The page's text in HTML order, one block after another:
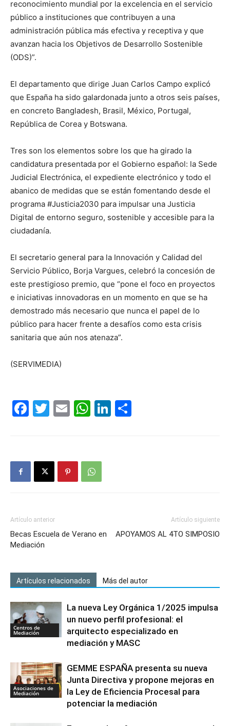
reconocimiento mundial por la excelencia en el servicio
público a instituciones que contribuyen a una
administración pública más efectiva y receptiva y que
avanzan hacia los Objetivos de Desarrollo Sostenible
(ODS)”.
El departamento que dirige Juan Carlos Campo explicó
que España ha sido galardonada junto a otros seis países,
en concreto Bangladesh, Brasil, México, Portugal,
República de Corea y Botswana.
Tres son los elementos sobre los que ha girado la
candidatura presentada por el Gobierno español: la Sede
Judicial Electrónica, el expediente electrónico y todo el
abanico de medidas que se están fomentando desde el
programa #Justicia2030 para impulsar una Justicia
Digital de entorno seguro, sostenible y accesible para la
ciudadanía.
El secretario general para la Innovación y Calidad del
Servicio Público, Borja Vargues, celebró la concesión de
este prestigioso premio, que “pone el foco en proyectos
e iniciativas innovadoras en un momento en que se ha
demostrado más necesario que nunca el papel de lo
público para hacer frente a desafíos como esta crisis
sanitaria que aún nos atenaza”.
(SERVIMEDIA)
Facebook
Twitter
EmailWhatsApp
LinkedIn
Artículo anterior
Becas Escuela de Verano en
Mediación
Artículo siguiente
APOYAMOS AL 4TO SIMPOSIO
Artículos relacionados Más del autor
Centros de
Mediación
La nueva Ley Orgánica 1/2025 impulsa
un nuevo perfil profesional: el
arquitecto especializado en
mediación y MASC
Asociaciones de
Mediación
GEMME ESPAÑA presenta su nueva
Junta Directiva y propone mejoras en
la Ley de Eficiencia Procesal para
potenciar la mediación